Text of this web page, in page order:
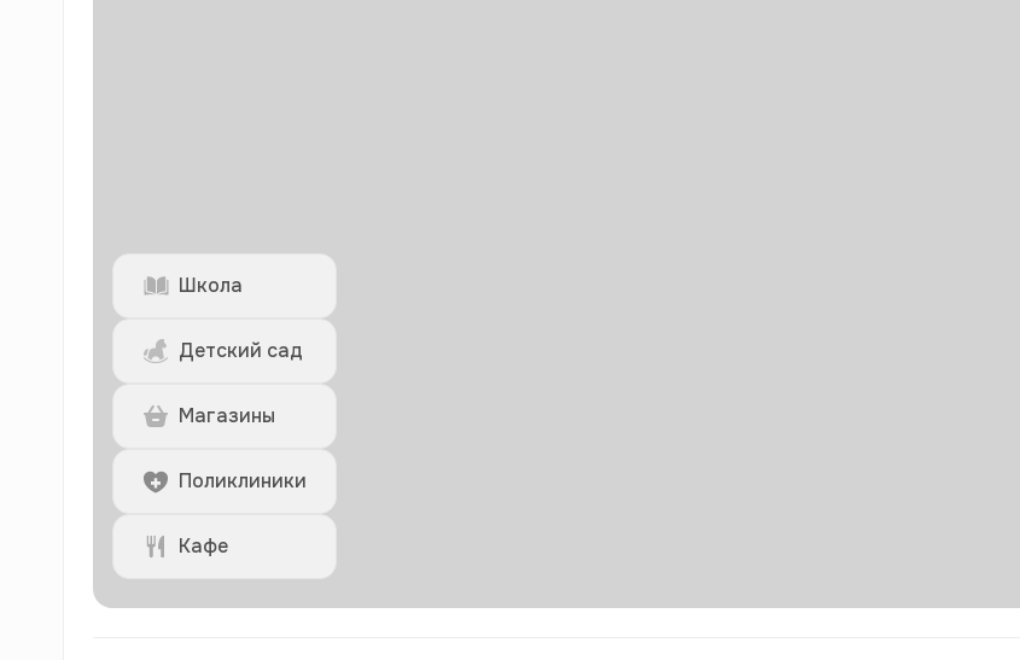
Школа
Детский сад
Магазины
Поликлиники
Кафе